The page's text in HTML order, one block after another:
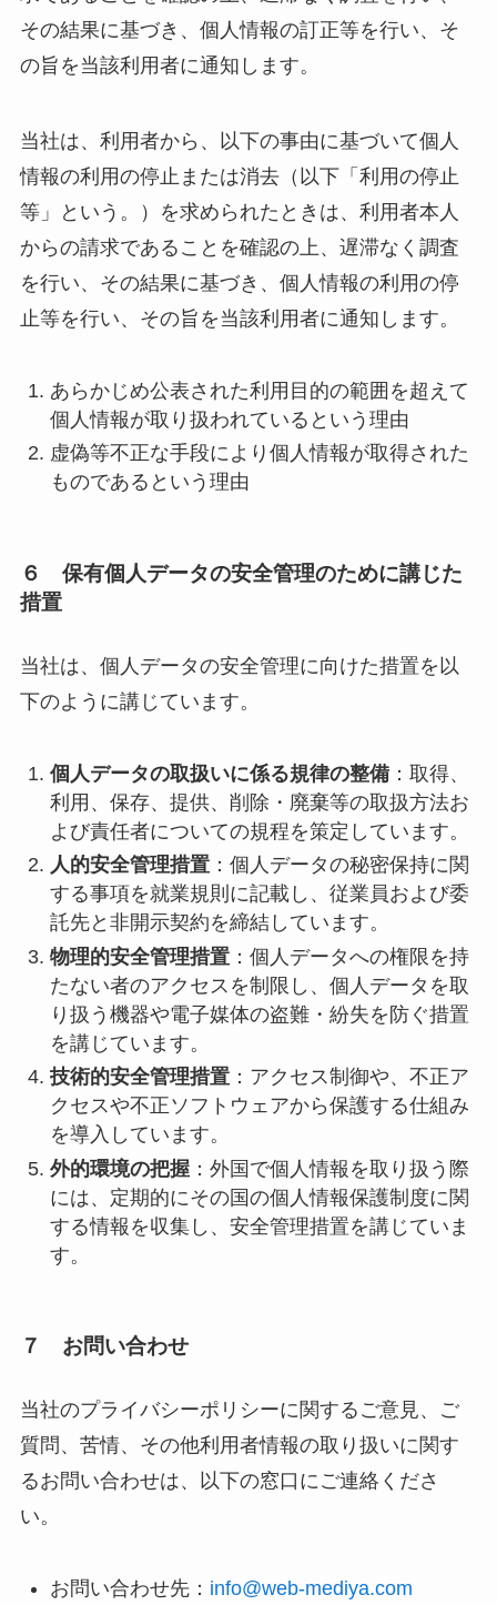
その結果に基づき、個人情報の訂正等を行い、そ
の旨を当該利用者に通知します。
当社は、利用者から、以下の事由に基づいて個人
情報の利用の停止または消去（以下「利用の停止
等」という。）を求められたときは、利用者本人
からの請求であることを確認の上、遅滞なく調査
を行い、その結果に基づき、個人情報の利用の停
止等を行い、その旨を当該利用者に通知します。
あらかじめ公表された利用目的の範囲を超えて
個人情報が取り扱われているという理由
虚偽等不正な手段により個人情報が取得された
ものであるという理由
６ 保有個人データの安全管理のために講じた
措置
当社は、個人データの安全管理に向けた措置を以
下のように講じています。
個人データの取扱いに係る規律の整備：取得、
利用、保存、提供、削除・廃棄等の取扱方法お
よび責任者についての規程を策定しています。
人的安全管理措置：個人データの秘密保持に関
する事項を就業規則に記載し、従業員および委
託先と非開示契約を締結しています。
物理的安全管理措置：個人データへの権限を持
たない者のアクセスを制限し、個人データを取
り扱う機器や電子媒体の盗難・紛失を防ぐ措置
を講じています。
技術的安全管理措置：アクセス制御や、不正ア
クセスや不正ソフトウェアから保護する仕組み
を導入しています。
外的環境の把握：外国で個人情報を取り扱う際
には、定期的にその国の個人情報保護制度に関
する情報を収集し、安全管理措置を講じていま
す。
７ お問い合わせ
当社のプライバシーポリシーに関するご意見、ご
質問、苦情、その他利用者情報の取り扱いに関す
るお問い合わせは、以下の窓口にご連絡くださ
い。
お問い合わせ先： info@web-mediya.com